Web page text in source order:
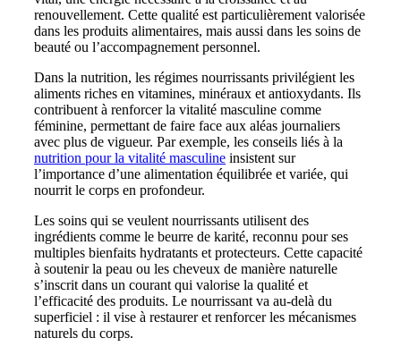
renouvellement. Cette qualité est particulièrement valorisée
dans les produits alimentaires, mais aussi dans les soins de
beauté ou l’accompagnement personnel.
Dans la nutrition, les régimes nourrissants privilégient les
aliments riches en vitamines, minéraux et antioxydants. Ils
contribuent à renforcer la vitalité masculine comme
féminine, permettant de faire face aux aléas journaliers
avec plus de vigueur. Par exemple, les conseils liés à la
nutrition pour la vitalité masculine insistent sur
l’importance d’une alimentation équilibrée et variée, qui
nourrit le corps en profondeur.
Les soins qui se veulent nourrissants utilisent des
ingrédients comme le beurre de karité, reconnu pour ses
multiples bienfaits hydratants et protecteurs. Cette capacité
à soutenir la peau ou les cheveux de manière naturelle
s’inscrit dans un courant qui valorise la qualité et
l’efficacité des produits. Le nourrissant va au-delà du
superficiel : il vise à restaurer et renforcer les mécanismes
naturels du corps.